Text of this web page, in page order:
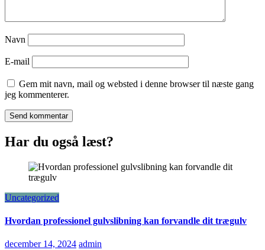
Navn
E-mail
Gem mit navn, mail og websted i denne browser til næste gang
jeg kommenterer.
Har du også læst?
Uncategorized
Hvordan professionel gulvslibning kan forvandle dit trægulv
december 14, 2024 admin